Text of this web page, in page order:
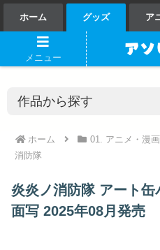
ホーム グッズ ア
ホーム 01. アニメ・漫
消防隊
炎炎ノ消防隊 アート
面写 2025年08月発売
メニュー